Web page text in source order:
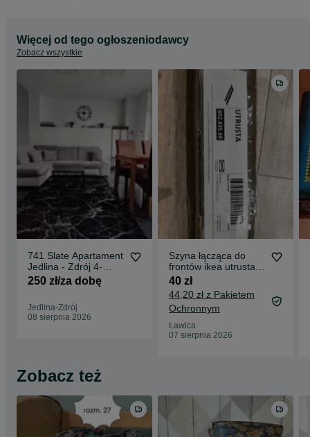
Więcej od tego ogłoszeniodawcy
Zobacz wszystkie
741 Slate Apartament
Jedlina - Zdrój 4-
osobowy noclegi Góry
250 zł/za dobę
Jedlina-Zdrój
08 sierpnia 2026
Szyna łącząca do
frontów ikea utrusta
602.635.88
40 zł
44,20 zł z Pakietem
Ochronnym
Ławica
07 sierpnia 2026
Zobacz też